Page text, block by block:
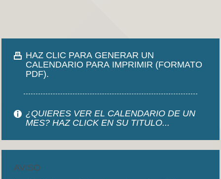
HAZ CLIC PARA GENERAR UN
CALENDARIO PARA IMPRIMIR (FORMATO
PDF).
¿QUIERES VER EL CALENDARIO DE UN
MES? HAZ CLICK EN SU TITULO...
AVISO